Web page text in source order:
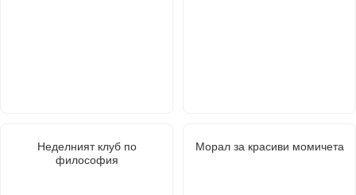
Неделният клуб по
философия
Морал за красиви момичета